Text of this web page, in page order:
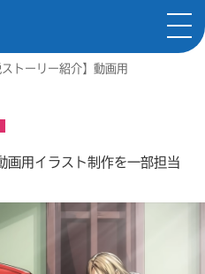
ストーリー紹介】動画用
画用イラスト制作を一部担当